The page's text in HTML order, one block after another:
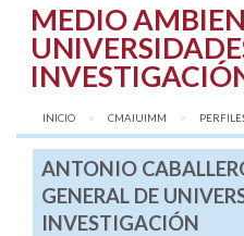
MEDIO
INICIO CMAIUIMM AQUÍ:
ANTONIO
GENERAL DE
INVESTIGACIÓN